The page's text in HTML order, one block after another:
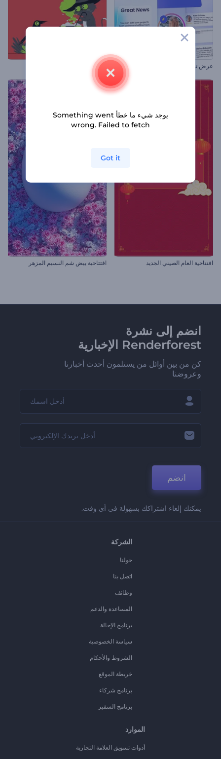
عرض تقديمي واضح للشركات افتتاحية عشية الهالوين
افتتاحية العام الصيني الجديد افتتاحية بيض شم النسيم المزهر
انضم إلى نشرة
Renderforest الإخبارية
كن من بين أوائل من يستلمون أحدث أخبارنا
وعروضنا
انضم
يمكنك إلغاء اشتراكك بسهولة في أي وقت.
الشركة
حولنا
اتصل بنا
وظائف
المساعدة والدعم
برنامج الإحالة
سياسة الخصوصية
الشروط والأحكام
خريطة الموقع
برنامج شركاء
برنامج السفير
الموارد
أدوات تسويق العلامة التجارية
يوجد شيء ما خطأ Something went
wrong. Failed to fetch
Got it